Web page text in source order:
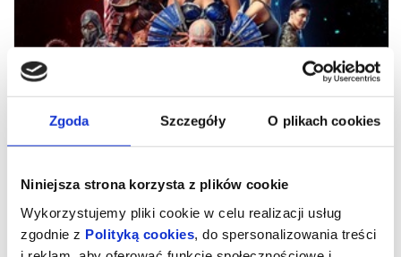
Zgoda Szczegóły O plikach cookies
Niniejsza strona korzysta z plików cookie
Wykorzystujemy pliki cookie w celu realizacji usług
zgodnie z Polityką cookies , do spersonalizowania treści